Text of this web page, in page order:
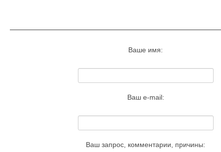
Ваше имя:
Ваш e-mail:
Ваш запрос, комментарии, причины: